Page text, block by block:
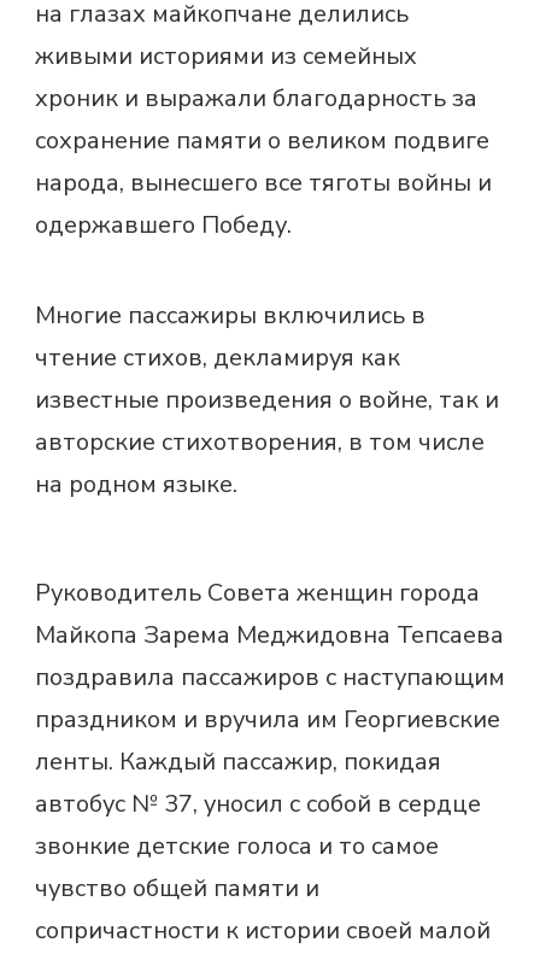
на глазах майкопчане делились
живыми историями из семейных
хроник и выражали благодарность за
сохранение памяти о великом подвиге
народа, вынесшего все тяготы войны и
одержавшего Победу.
Многие пассажиры включились в
чтение стихов, декламируя как
известные произведения о войне, так и
авторские стихотворения, в том числе
на родном языке.
Руководитель Совета женщин города
Майкопа Зарема Меджидовна Тепсаева
поздравила пассажиров с наступающим
праздником и вручила им Георгиевские
ленты. Каждый пассажир, покидая
автобус № 37, уносил с собой в сердце
звонкие детские голоса и то самое
чувство общей памяти и
сопричастности к истории своей малой